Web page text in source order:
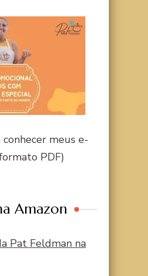
conhecer meus e-
PDF)
Amazon
Pat Feldman na